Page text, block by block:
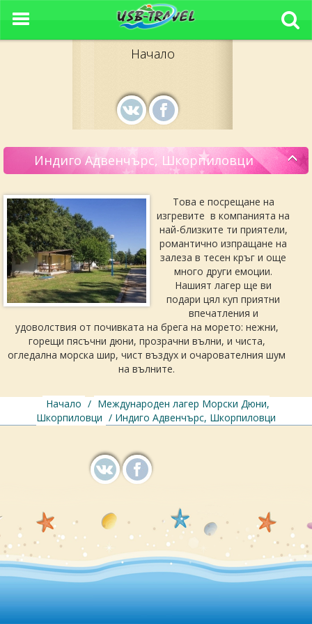
Начало
Индиго Адвенчърс, Шкорпиловци
Това е посрещане на
изгревите в компанията на
най-близките ти приятели,
романтично изпращане на
залеза в тесен кръг и още
много други емоции.
Нашият лагер ще ви
подари цял куп приятни
впечатления и
удоволствия от почивката на брега на морето: нежни,
горещи пясъчни дюни, прозрачни вълни, и чиста,
огледална морска шир, чист въздух и очарователния шум
на вълните.
Начало / Международен лагер Морски Дюни,
Шкорпиловци / Индиго Адвенчърс, Шкорпиловци